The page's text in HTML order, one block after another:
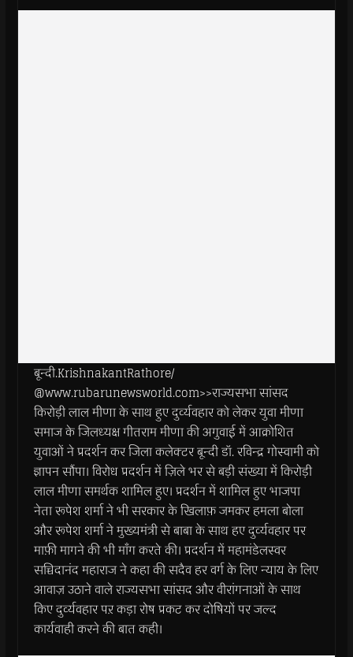
बून्दी.KrishnakantRathore/
@www.rubarunewsworld.com>>राज्यसभा सांसद
किरोड़ी लाल मीणा के साथ हुए दुर्व्यवहार को लेकर युवा मीणा
समाज के जिलध्यक्ष गीतराम मीणा की अगुवाई में आक्रोशित
युवाओं ने प्रदर्शन कर जिला कलेक्टर बून्दी डॉ. रविन्द्र गोस्वामी को
ज्ञापन सौंपा। विरोध प्रदर्शन में ज़िले भर से बड़ी संख्या में किरोड़ी
लाल मीणा समर्थक शामिल हुए। प्रदर्शन में शामिल हुए भाजपा
नेता रूपेश शर्मा ने भी सरकार के खिलाफ़ जमकर हमला बोला
और रूपेश शर्मा ने मुख्यमंत्री से बाबा के साथ हए दुर्व्यवहार पर
माफ़ी मागने की भी माँग करते की। प्रदर्शन में महामंडेलस्वर
सच्चिदानंद महाराज ने कहा की सदैव हर वर्ग के लिए न्याय के लिए
आवाज़ उठाने वाले राज्यसभा सांसद और वीरांगनाओं के साथ
किए दुर्व्यवहार पऱ कड़ा रोष प्रकट कर दोषियों पर जल्द
कार्यवाही करने की बात कही।